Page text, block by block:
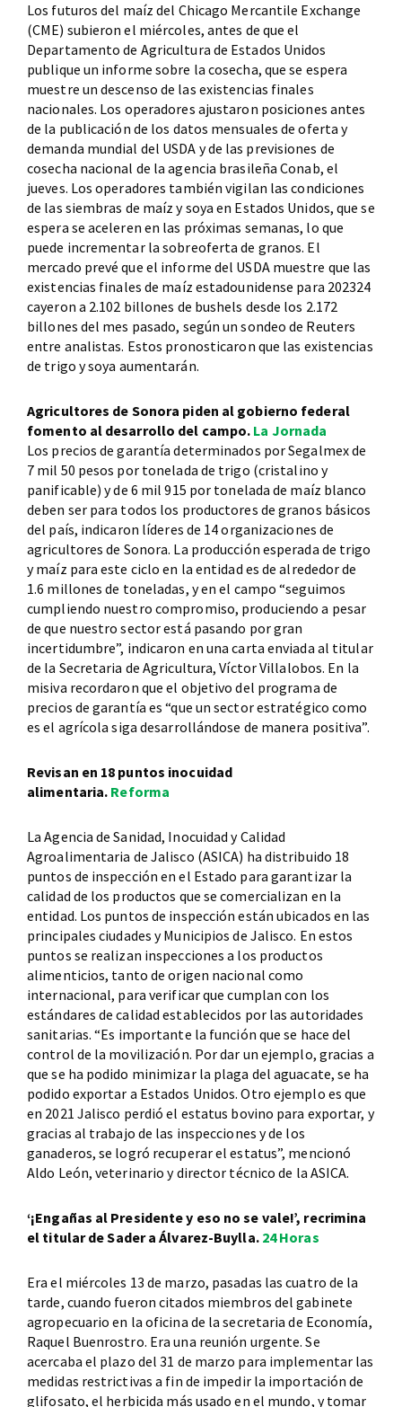
Los futuros del maíz del Chicago Mercantile Exchange
(CME) subieron el miércoles, antes de que el
Departamento de Agricultura de Estados Unidos
publique un informe sobre la cosecha, que se espera
muestre un descenso de las existencias finales
nacionales. Los operadores ajustaron posiciones antes
de la publicación de los datos mensuales de oferta y
demanda mundial del USDA y de las previsiones de
cosecha nacional de la agencia brasileña Conab, el
jueves. Los operadores también vigilan las condiciones
de las siembras de maíz y soya en Estados Unidos, que se
espera se aceleren en las próximas semanas, lo que
puede incrementar la sobreoferta de granos. El
mercado prevé que el informe del USDA muestre que las
existencias finales de maíz estadounidense para 202324
cayeron a 2.102 billones de bushels desde los 2.172
billones del mes pasado, según un sondeo de Reuters
entre analistas. Estos pronosticaron que las existencias
de trigo y soya aumentarán.
Agricultores de Sonora piden al gobierno federal
fomento al desarrollo del campo. La Jornada
Los precios de garantía determinados por Segalmex de
7 mil 50 pesos por tonelada de trigo (cristalino y
panificable) y de 6 mil 915 por tonelada de maíz blanco
deben ser para todos los productores de granos básicos
del país, indicaron líderes de 14 organizaciones de
agricultores de Sonora. La producción esperada de trigo
y maíz para este ciclo en la entidad es de alrededor de
1.6 millones de toneladas, y en el campo “seguimos
cumpliendo nuestro compromiso, produciendo a pesar
de que nuestro sector está pasando por gran
incertidumbre”, indicaron en una carta enviada al titular
de la Secretaria de Agricultura, Víctor Villalobos. En la
misiva recordaron que el objetivo del programa de
precios de garantía es “que un sector estratégico como
es el agrícola siga desarrollándose de manera positiva”.
Revisan en 18 puntos inocuidad
alimentaria. Reforma
La Agencia de Sanidad, Inocuidad y Calidad
Agroalimentaria de Jalisco (ASICA) ha distribuido 18
puntos de inspección en el Estado para garantizar la
calidad de los productos que se comercializan en la
entidad. Los puntos de inspección están ubicados en las
principales ciudades y Municipios de Jalisco. En estos
puntos se realizan inspecciones a los productos
alimenticios, tanto de origen nacional como
internacional, para verificar que cumplan con los
estándares de calidad establecidos por las autoridades
sanitarias. “Es importante la función que se hace del
control de la movilización. Por dar un ejemplo, gracias a
que se ha podido minimizar la plaga del aguacate, se ha
podido exportar a Estados Unidos. Otro ejemplo es que
en 2021 Jalisco perdió el estatus bovino para exportar, y
gracias al trabajo de las inspecciones y de los
ganaderos, se logró recuperar el estatus”, mencionó
Aldo León, veterinario y director técnico de la ASICA.
‘¡Engañas al Presidente y eso no se vale!’, recrimina
el titular de Sader a Álvarez-Buylla. 24 Horas
Era el miércoles 13 de marzo, pasadas las cuatro de la
tarde, cuando fueron citados miembros del gabinete
agropecuario en la oficina de la secretaria de Economía,
Raquel Buenrostro. Era una reunión urgente. Se
acercaba el plazo del 31 de marzo para implementar las
medidas restrictivas a fin de impedir la importación de
glifosato, el herbicida más usado en el mundo, y tomar